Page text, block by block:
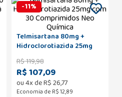
-11%
Telmisartana 80mg +
Hidroclorotiazida 25mg
com 30 Comprimidos Neo
Química
R$119,98
R$ 107,09
ou4x deR$26,77
Economia de R$ 12,89